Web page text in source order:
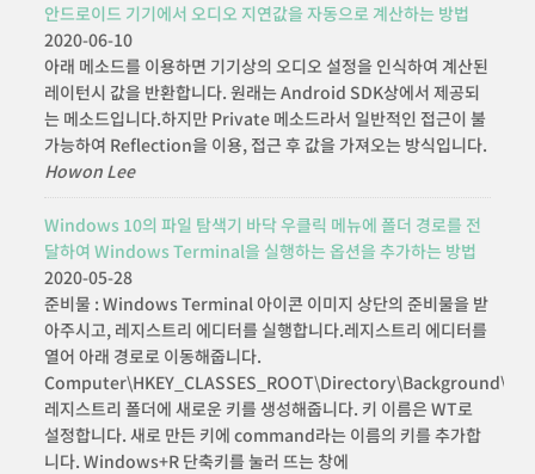
안드로이드 기기에서 오디오 지연값을 자동으로 계산하는 방법
2020-06-10
아래 메소드를 이용하면 기기상의 오디오 설정을 인식하여 계산된
레이턴시 값을 반환합니다. 원래는 Android SDK상에서 제공되
는 메소드입니다.하지만 Private 메소드라서 일반적인 접근이 불
가능하여 Reflection을 이용, 접근 후 값을 가져오는 방식입니다.
Howon Lee
Windows 10의 파일 탐색기 바닥 우클릭 메뉴에 폴더 경로를 전
달하여 Windows Terminal을 실행하는 옵션을 추가하는 방법
2020-05-28
준비물 : Windows Terminal 아이콘 이미지 상단의 준비물을 받
아주시고, 레지스트리 에디터를 실행합니다.레지스트리 에디터를
열어 아래 경로로 이동해줍니다.
레지스트리 폴더에 새로운 키를 생성해줍니다. 키 이름은 WT로
설정합니다. 새로 만든 키에 command라는 이름의 키를 추가합
니다. Windows+R 단축키를 눌러 뜨는 창에